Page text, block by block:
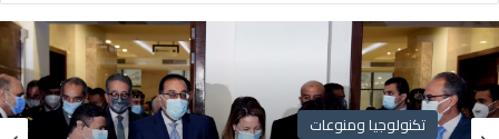
تكنولوجيا ومنوعات